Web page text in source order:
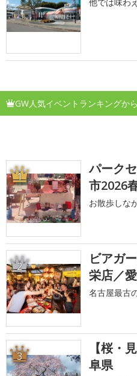
GW人気イベントランキングか
1
パーク
市2026
お散歩しな
2
ビアガ
栄店／
名古屋最古
3
【桜・
阜県